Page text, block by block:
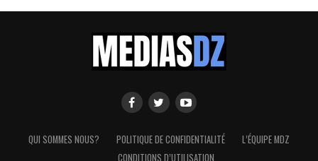
QUI SOMMES NOUS? POLITIQUE DE CONFIDENTIALITÉ
L’ÉQUIPE MDZ
CONDITIONS D’UTILISATION